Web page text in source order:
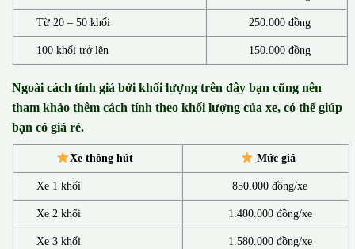
Từ 20 – 50 khối 250.000 đồng
100 khối trở lên 150.000 đồng
Ngoài cách tính giá bởi khối lượng trên đây bạn cũng nên
tham khảo thêm cách tính theo khối lượng của xe, có thể giúp
bạn có giá rẻ.
Xe thông hút Mức giá
Xe 1 khối 850.000 đồng/xe
Xe 2 khối 1.480.000 đồng/xe
Xe 3 khối 1.580.000 đồng/xe